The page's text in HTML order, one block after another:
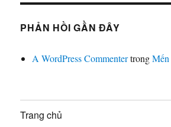
PHẢN HỒI GẦN ĐÂY
A WordPress Commentertrong
Trang chủ